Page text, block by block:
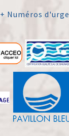
+ Numéros